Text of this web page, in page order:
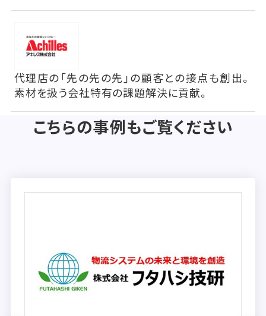
代理店の「先の先の先」の顧客との接点も創出。
素材を扱う会社特有の課題解決に貢献。
こちらの事例もご覧ください